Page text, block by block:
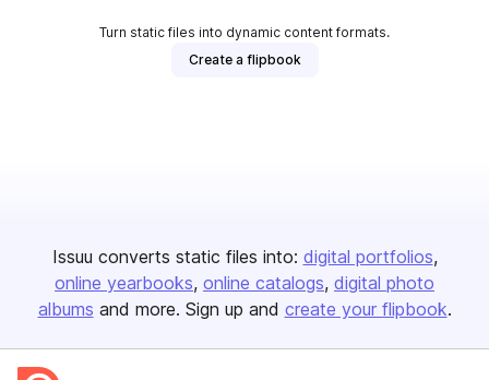
Turn static files into dynamic content formats.
Create a flipbook
Issuu converts static files into: digital portfolios
online yearbooks online catalogs digital photo
albums and more. Sign up and create your flipbook.